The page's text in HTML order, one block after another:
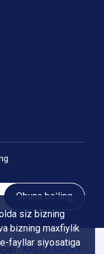
Obuna boʻling
. AKELA GROUP
siz bizning
bizning maxfiylik
fayllar siyosatiga